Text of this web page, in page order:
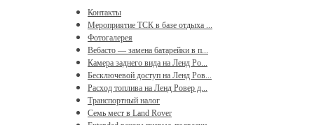
Контакты
Мероприятие ТСК в базе отдыха ...
Фотогалерея
Вебасто — замена батарейки в п...
Камера заднего вида на Ленд Ро...
Бесключевой доступ на Ленд Ров...
Расход топлива на Ленд Ровер д...
Транспортный налог
Семь мест в Land Rover